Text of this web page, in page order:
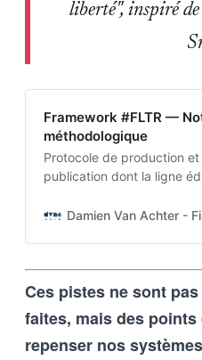
liberté", inspiré
Framework #FLTR —
méthodologique
Protocole de production
publication dont la ligne
projet. Cette architecture
techniques, imposées tant
outils d’intelligence
et vice-versa
Damien Van Achter -
Ces pistes ne sont
faites, mais des
repenser nos